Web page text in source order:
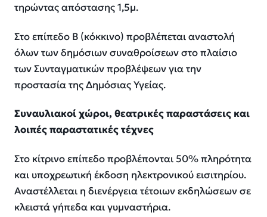
τηρώντας απόστασης 1,5μ.
Στο επίπεδο Β (κόκκινο) προβλέπεται αναστολή
όλων των δημόσιων συναθροίσεων στο πλαίσιο
των Συνταγματικών προβλέψεων για την
προστασία της Δημόσιας Υγείας.
Συναυλιακοί χώροι, θεατρικές παραστάσεις και
λοιπές παραστατικές τέχνες
Στο κίτρινο επίπεδο προβλέπονται 50% πληρότητα
και υποχρεωτική έκδοση ηλεκτρονικού εισιτηρίου.
Αναστέλλεται η διενέργεια τέτοιων εκδηλώσεων σε
κλειστά γήπεδα και γυμναστήρια.